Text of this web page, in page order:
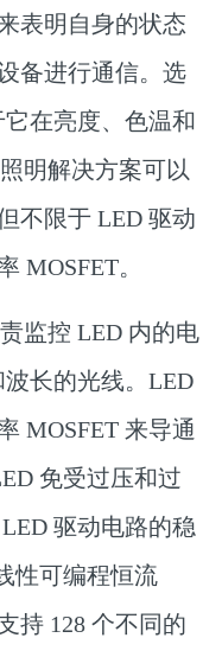
表明自身的状态
备进行通信。选
在亮度、色温和
明解决方案可以
不限于 LED 驱动
MOSFET。
监控 LED 内的电
长的光线。LED
MOSFET 来导通
免受过压和过
驱动电路的稳
性可编程恒流
持 128 个不同的